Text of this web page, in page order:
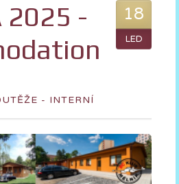
18
LED
2025 -
- INTERNÍ